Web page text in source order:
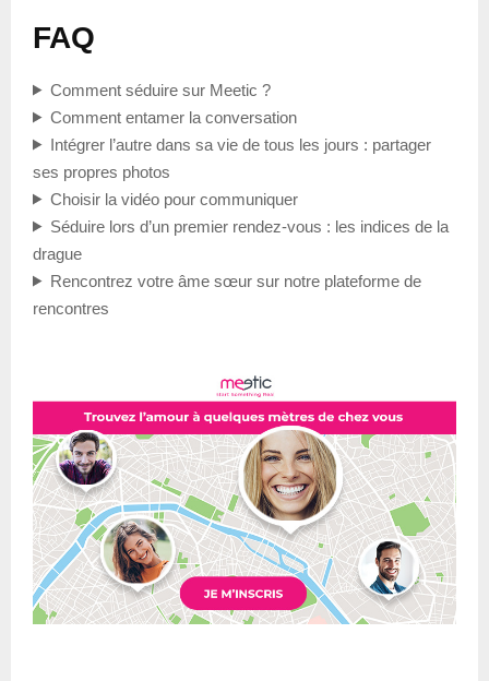
FAQ
Comment séduire sur Meetic ?
Comment entamer la conversation
Intégrer l’autre dans sa vie de tous les jours : partager
ses propres photos
Choisir la vidéo pour communiquer
Séduire lors d’un premier rendez-vous : les indices de la
drague
Rencontrez votre âme sœur sur notre plateforme de
rencontres